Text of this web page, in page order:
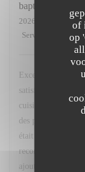
of
op
baptiste
2026-07-31
- 20:00
Service
Excellent moment
satisfait par notre
cuisines pour
des plats et des
était au delà de
recommandé,
ajouté - et quel